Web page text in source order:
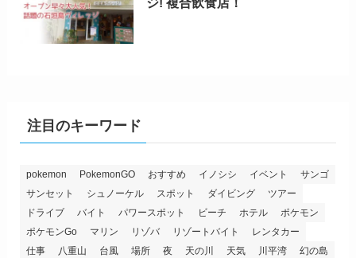
注目のキーワード
pokemon PokemonGO おすすめ イノシシ イベント
サンゴ
サンセット
シュノーケル スポット ダイビング
ツアー
ドライブ
バイト パワースポット ビーチ ホテル
ポケモン
ポケモンGo
マリン リゾバ リゾートバイト
レンタカー
仕事
八重山 台風 場所 夜 天の川 天気 川平湾
幻の島